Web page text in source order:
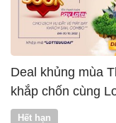
Deal khủng mùa
khắp chốn cùng
Vntrip
Hết hạn